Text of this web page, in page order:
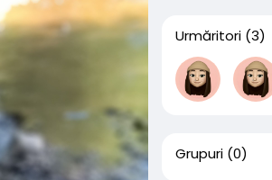
Urmăritori (3)
Grupuri (0)